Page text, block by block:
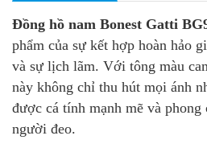
Đồng hồ nam Bonest Gatti
phẩm của sự kết hợp hoàn hảo
và sự lịch lãm. Với tông màu
này không chỉ thu hút mọi ánh
được cá tính mạnh mẽ và phong
người đeo.